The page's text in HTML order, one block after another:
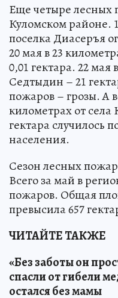
Еще четыре лесных
Куломском районе.
поселка Диасеръя
20 мая в 23
0,01 гектара. 22 мая
Седтыдин – 21
пожаров – грозы. А
километрах от
гектара случилось
населения.
Сезон лесных
Всего за май в
пожаров. Общая
превысила 657
ЧИТАЙТЕ ТАКЖЕ
«Без заботы он
спасли от гибели
остался без мамы